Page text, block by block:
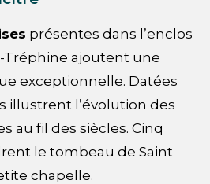
présentes dans l’enclos
Tréphine ajoutent une
exceptionnelle. Datées
illustrent l’évolution des
au fil des siècles. Cinq
le tombeau de Saint
chapelle.